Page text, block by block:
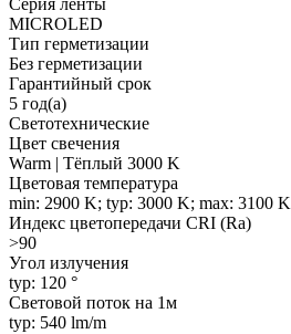
MICROLED
Тип герметизации
Без герметизации
Гарантийный срок
5 год(а)
Светотехнические
Цвет свечения
Warm | Тёплый 3000 K
Цветовая температура
min: 2900 K; typ: 3000 K; max: 3100 K
Индекс цветопередачи CRI (Ra)
>90
Угол излучения
typ: 120 °
Световой поток на 1м
typ: 540 lm/m